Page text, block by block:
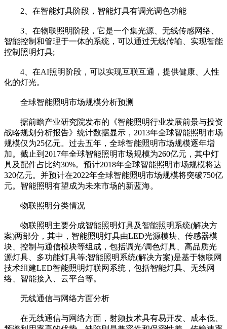
2、在智能灯具阶段，智能灯具有调光调色功能
3、在物联照明阶段，它是一个集光源、无线传感网络、
智能控制和管理于一体的系统，可以通过无线传输、实现智能
控制照明灯具;
4、在AI照明阶段，可以实现互联互通，提供健康、人性
化的灯光。
全球智能照明市场规模分析预测
据前瞻产业研究院发布的《智能照明行业发展前景与投资
战略规划分析报告》统计数据显示，2013年全球智能照明市场
规模仅为25亿元。过去五年，全球智能照明市场规模逐年增
加。截止到2017年全球智能照明市场规模为260亿元，其中灯
具及配件占比约30%。预计2018年全球智能照明市场规模将达
320亿元。并预计在2022年全球智能照明市场规模将突破750亿
元。智能照明有望成为未来市场的新蓝海。
物联照明分类情况
物联照明主要分成智能照明灯具及智能照明系统(解决方
案)两部分，其中，智能照明灯具由LED光源模块、传感器模
块、控制与通信模块等组成，包括调光/调色灯具、高品质光
源灯具、多功能灯具等;智能照明系统(解决方案)是基于物联网
技术组建LED智能照明灯联网系统，包括智能灯具、无线网
络、智能接入、云平台等。
无线通信与网络方面分析
在无线通信与网络方面，射频技术具有易开发、成本低、